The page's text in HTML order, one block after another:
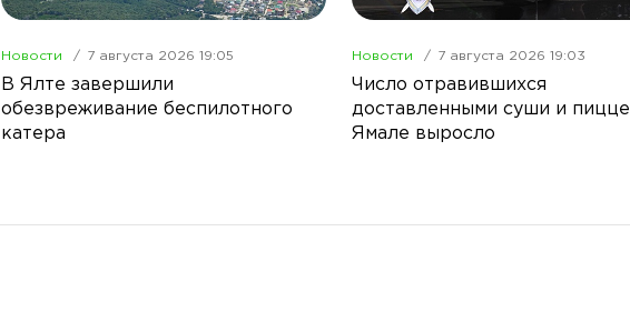
Новости 7 августа 2026 19:05
В Ялте завершили
обезвреживание беспилотного
катера
Новости 7 августа 2026 19:03
Число отравившихся
доставленными суши и
Ямале выросло